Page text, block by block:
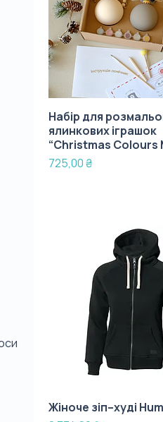
Набір для
ялинкових іграшок
“Christmas Colours
Ціна
725,00 ₴
Жіноче зіп–худі